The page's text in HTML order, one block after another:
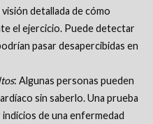
detallada de cómo
el ejercicio. Puede detectar
pasar desapercibidas en
: Algunas personas pueden
sin saberlo. Una prueba
de una enfermedad